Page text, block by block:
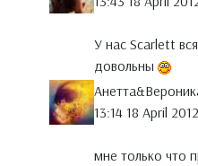
У нас Scarlett
довольны
13:14 18 April 2012
мне только что